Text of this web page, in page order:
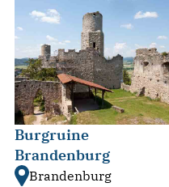
Burgruine
Brandenburg
Brandenburg